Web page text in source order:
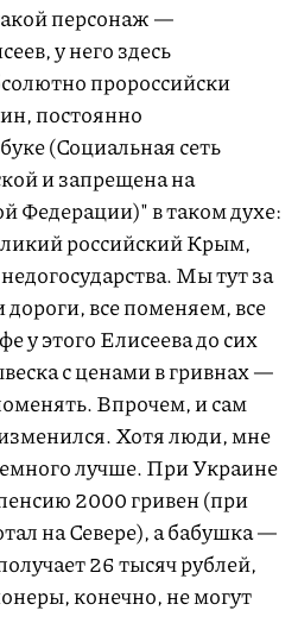
персонаж —
у него здесь
пророссийски
постоянно
(Социальная сеть
и запрещена на
Федерации)" в таком духе:
российский Крым,
Мы тут за
все поменяем, все
у этого Елисеева до сих
с ценами в гривнах —
Впрочем, и сам
Хотя люди, мне
лучше. При Украине
2000 гривен (при
на Севере), а бабушка —
26 тысяч рублей,
конечно, не могут